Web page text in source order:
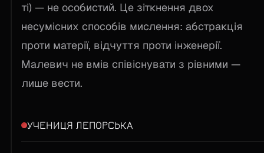
ті) — не особистий. Це зіткнення двох
несумісних способів мислення: абстракція
проти матерії, відчуття проти інженерії.
Малевич не вмів співіснувати з рівними —
лише вести.
УЧЕНИЦЯ ЛЕПОРСЬКА